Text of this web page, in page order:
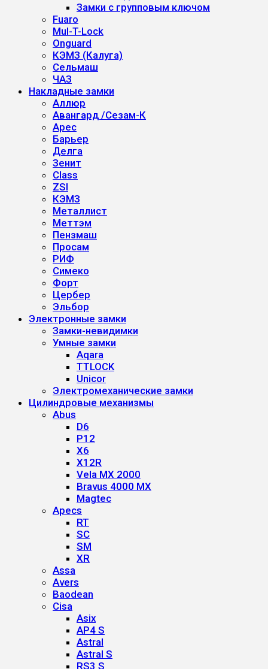
Замки с групповым ключом
Fuaro
Mul-T-Lock
Onguard
КЭМЗ (Калуга)
Сельмаш
ЧАЗ
Накладные замки
Аллюр
Авангард /Сезам-К
Арес
Барьер
Делга
Зенит
Class
ZSI
КЭМЗ
Металлист
Меттэм
Пензмаш
Просам
РИФ
Симеко
Форт
Цербер
Эльбор
Электронные замки
Замки-невидимки
Умные замки
Aqara
TTLOCK
Unicor
Электромеханические замки
Цилиндровые механизмы
Abus
D6
P12
X6
X12R
Vela MX 2000
Bravus 4000 MX
Magtec
Apecs
RT
SC
SM
XR
Assa
Avers
Baodean
Cisa
Asix
AP4 S
Astral
Astral S
RS3 S